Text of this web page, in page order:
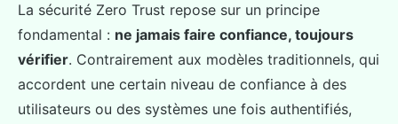
La sécurité Zero Trust repose sur un principe
fondamental : ne jamais faire confiance, toujours
vérifier. Contrairement aux modèles traditionnels, qui
accordent une certain niveau de confiance à des
utilisateurs ou des systèmes une fois authentifiés,